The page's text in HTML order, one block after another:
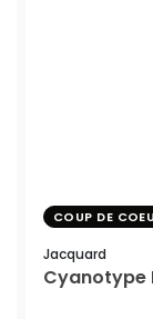
COUP DE
Jacquard
Cyanotype